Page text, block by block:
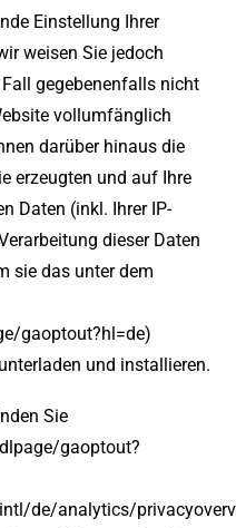
Einstellung Ihrer
weisen Sie jedoch
gegebenenfalls nicht
vollumfänglich
darüber hinaus die
erzeugten und auf Ihre
Daten (inkl. Ihrer IP-
dieser Daten
sie das unter dem
gaoptout?hl=de)
und installieren.
Sie
gaoptout?
de/analytics/